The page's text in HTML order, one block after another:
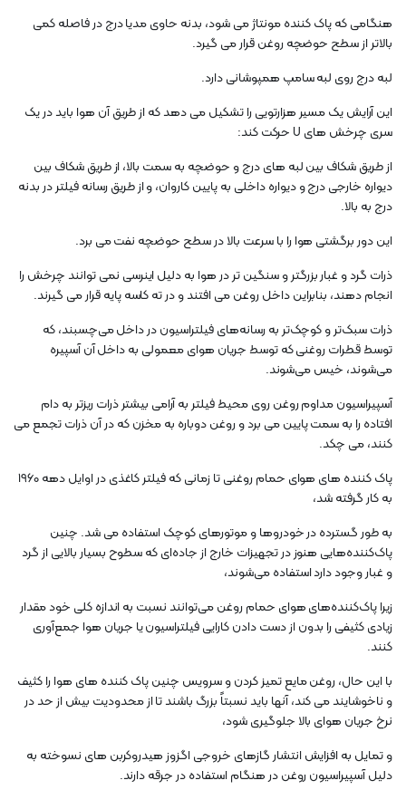
هنگامی که پاک کننده مونتاژ می شود، بدنه حاوی مدیا درج در فاصله کمی
بالاتر از سطح حوضچه روغن قرار می گیرد.
لبه درج روی لبه سامپ همپوشانی دارد.
این آرایش یک مسیر هزارتویی را تشکیل می دهد که از طریق آن هوا باید در یک
سری چرخش های U حرکت کند:
از طریق شکاف بین لبه های درج و حوضچه به سمت بالا، از طریق شکاف بین
دیواره خارجی درج و دیواره داخلی به پایین کاروان، و از طریق رسانه فیلتر در بدنه
درج به بالا.
این دور برگشتی هوا را با سرعت بالا در سطح حوضچه نفت می برد.
ذرات گرد و غبار بزرگتر و سنگین تر در هوا به دلیل اینرسی نمی توانند چرخش را
انجام دهند، بنابراین داخل روغن می افتند و در ته کاسه پایه قرار می گیرند.
ذرات سبک‌تر و کوچک‌تر به رسانه‌های فیلتراسیون در داخل می‌چسبند، که
توسط قطرات روغنی که توسط جریان هوای معمولی به داخل آن آسپیره
می‌شوند، خیس می‌شوند.
آسپیراسیون مداوم روغن روی محیط فیلتر به آرامی بیشتر ذرات ریزتر به دام
افتاده را به سمت پایین می برد و روغن دوباره به مخزن که در آن ذرات تجمع می
کنند، می چکد.
پاک کننده های هوای حمام روغنی تا زمانی که فیلتر کاغذی در اوایل دهه 1960
به کار گرفته شد،
به طور گسترده در خودروها و موتورهای کوچک استفاده می شد. چنین
پاک‌کننده‌هایی هنوز در تجهیزات خارج از جاده‌ای که سطوح بسیار بالایی از گرد
و غبار وجود دارد استفاده می‌شوند،
زیرا پاک‌کننده‌های هوای حمام روغن می‌توانند نسبت به اندازه کلی خود مقدار
زیادی کثیفی را بدون از دست دادن کارایی فیلتراسیون یا جریان هوا جمع‌آوری
کنند.
با این حال، روغن مایع تمیز کردن و سرویس چنین پاک کننده های هوا را کثیف
و ناخوشایند می کند، آنها باید نسبتاً بزرگ باشند تا از محدودیت بیش از حد در
نرخ جریان هوای بالا جلوگیری شود،
و تمایل به افزایش انتشار گازهای خروجی اگزوز هیدروکربن های نسوخته به
دلیل آسپیراسیون روغن در هنگام استفاده در جرقه دارند.